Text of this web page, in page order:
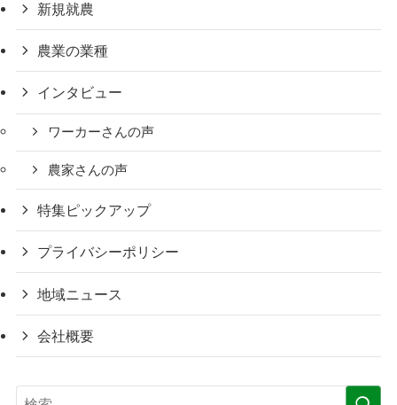
新規就農
農業の業種
インタビュー
ワーカーさんの声
農家さんの声
特集ピックアップ
プライバシーポリシー
地域ニュース
会社概要